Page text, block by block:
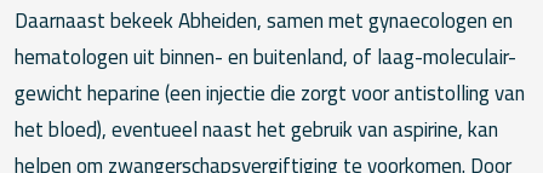
Daarnaast bekeek Abheiden, samen met gynaecologen en
hematologen uit binnen- en buitenland, of laag-moleculair-
gewicht heparine (een injectie die zorgt voor antistolling van
het bloed), eventueel naast het gebruik van aspirine, kan